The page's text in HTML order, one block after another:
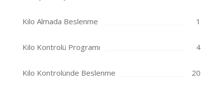
Kilo Almada Beslenme 1
Kilo Kontrolü Programı 4
Kilo Kontrolünde Beslenme 20